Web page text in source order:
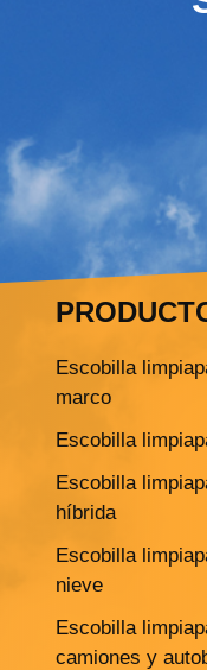
Escobilla
marco
Escobilla
Escobilla
híbrida
Escobilla
nieve
Escobilla
camiones y